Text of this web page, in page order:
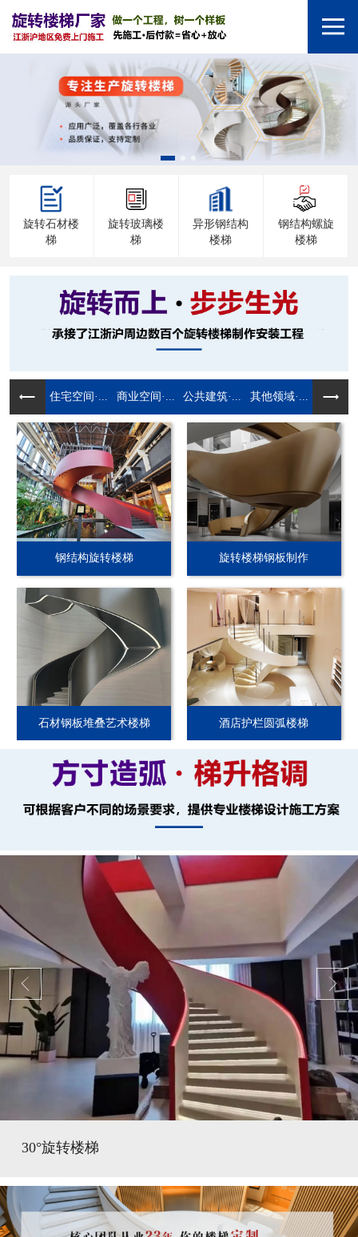
旋转石材楼
梯
旋转玻璃楼
梯
异形钢结构
楼梯
钢结构螺旋
楼梯
住宅空间·... 商业空间·... 公共建筑·... 其他领域·...
钢结构旋转楼梯 旋转楼梯钢板制作
石材钢板堆叠艺术楼梯 酒店护栏圆弧楼梯
30°旋转楼梯